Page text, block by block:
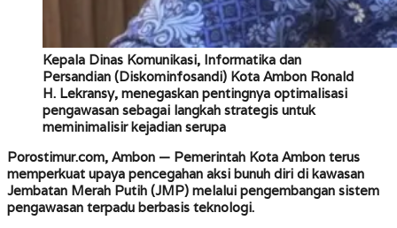
Kepala Dinas Komunikasi, Informatika dan
Persandian (Diskominfosandi) Kota Ambon Ronald
H. Lekransy, menegaskan pentingnya optimalisasi
pengawasan sebagai langkah strategis untuk
meminimalisir kejadian serupa
Porostimur.com, Ambon — Pemerintah Kota Ambon terus
memperkuat upaya pencegahan aksi bunuh diri di kawasan
Jembatan Merah Putih (JMP) melalui pengembangan sistem
pengawasan terpadu berbasis teknologi.